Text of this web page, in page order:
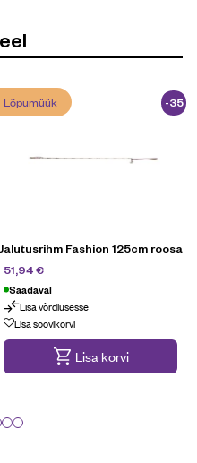
Lõpumüük
-35
%
Fashion 125cm roosa
51,94€
Saadaval
Lõpumüük
Lisa võrdlusesse
Lisa soovikorvi
Lisa korvi